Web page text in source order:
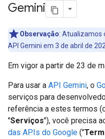
Gemini
Observação: Atualizamos
API Gemini em 3 de abril de
Em vigor a partir de 23 de
Para usar a API Gemini, o
serviços para
referência a estes termos
"Serviços"), você precisa
das APIs do Google ("